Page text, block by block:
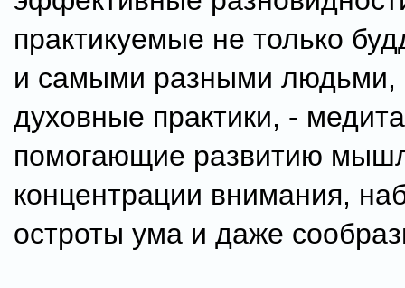
практикуемые не только
и самыми разными
духовные практики, -
помогающие развитию
концентрации внимания,
остроты ума и даже